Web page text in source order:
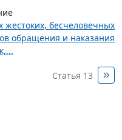
жестоких, бесчеловечных
обращения и наказания
Статья 13